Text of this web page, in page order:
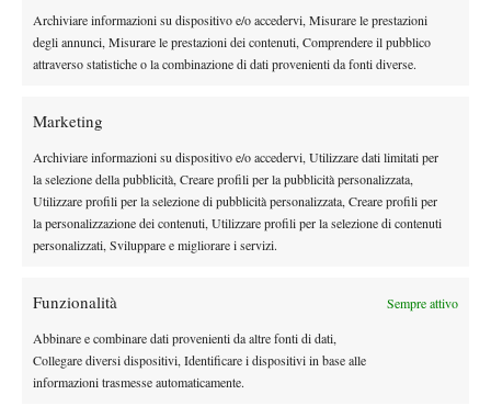
Archiviare informazioni su dispositivo e/o accedervi, Misurare le prestazioni
degli annunci, Misurare le prestazioni dei contenuti, Comprendere il pubblico
attraverso statistiche o la combinazione di dati provenienti da fonti diverse.
Marketing
Archiviare informazioni su dispositivo e/o accedervi, Utilizzare dati limitati per
la selezione della pubblicità, Creare profili per la pubblicità personalizzata,
Utilizzare profili per la selezione di pubblicità personalizzata, Creare profili per
la personalizzazione dei contenuti, Utilizzare profili per la selezione di contenuti
personalizzati, Sviluppare e migliorare i servizi.
Funzionalità Sempre attivo
Abbinare e combinare dati provenienti da altre fonti di dati,
Collegare diversi dispositivi, Identificare i dispositivi in base alle
informazioni trasmesse automaticamente.
continua ad applicarsi con la stessa intensità e serenità del primo
game. Alessio De Bernardis, classe 2000, può invece sembrare
più riservato negli atteggiamenti rispetto al suo avversario, ma la
Tra i due fuoco e fiamme; non c’è che da aggiungere un grande
in bocca al lupo con il cuore in mano quando vedi due bambini
con così tanta passione. Tecnica al posto giusto e consona alla
propria età, si sono divertiti e l’hanno vissuta come ogni
bambino dovrebbe fare: spontaneamente.
Marco, ma la prossima volta andrà meglio.
stampa, concludo questo primo diario con soddisfazione. Questa
giornata è riuscita a farmi dimenticare perfino la tosse e il